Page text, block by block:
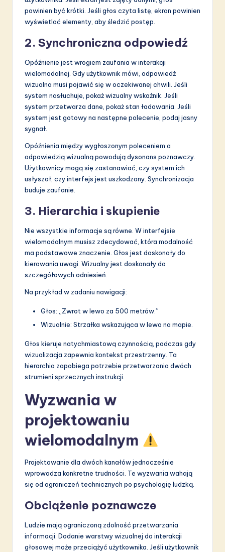
powinien być krótki. Jeśli głos czyta listę, ekran powinien
wyświetlać elementy, aby śledzić postęp.
2. Synchroniczna odpowiedź
Opóźnienie jest wrogiem zaufania w interakcji
wielomodalnej. Gdy użytkownik mówi, odpowiedź
wizualna musi pojawić się w oczekiwanej chwili. Jeśli
system nasłuchuje, pokaż wizualny wskaźnik. Jeśli
system przetwarza dane, pokaż stan ładowania. Jeśli
system jest gotowy na następne polecenie, podaj jasny
sygnał.
Opóźnienia między wygłoszonym poleceniem a
odpowiedzią wizualną powodują dysonans poznawczy.
Użytkownicy mogą się zastanawiać, czy system ich
usłyszał, czy interfejs jest uszkodzony. Synchronizacja
buduje zaufanie.
3. Hierarchia i skupienie
Nie wszystkie informacje są równe. W interfejsie
wielomodalnym musisz zdecydować, która modalność
ma podstawowe znaczenie. Głos jest doskonały do
kierowania uwagi. Wizualny jest doskonały do
szczegółowych odniesień.
Na przykład w zadaniu nawigacji:
Głos: „Zwrot w lewo za 500 metrów.”
Wizualnie: Strzałka wskazująca w lewo na mapie.
Głos kieruje natychmiastową czynnością, podczas gdy
wizualizacja zapewnia kontekst przestrzenny. Ta
hierarchia zapobiega potrzebie przetwarzania dwóch
strumieni sprzecznych instrukcji.
Wyzwania w
projektowaniu
wielomodalnym
Projektowanie dla dwóch kanałów jednocześnie
wprowadza konkretne trudności. Te wyzwania wahają
się od ograniczeń technicznych po psychologię ludzką.
Obciążenie poznawcze
Ludzie mają ograniczoną zdolność przetwarzania
informacji. Dodanie warstwy wizualnej do interakcji
głosowej może przeciążyć użytkownika. Jeśli użytkownik